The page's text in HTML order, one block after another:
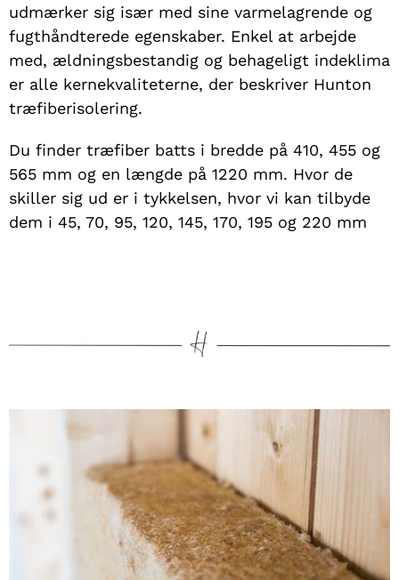
udmærker sig især med sine varmelagrende og
fugthåndterede egenskaber. Enkel at arbejde
med, ældningsbestandig og behageligt indeklima
er alle kernekvaliteterne, der beskriver Hunton
træfiberisolering.
Du finder træfiber batts i bredde på 410, 455 og
565 mm og en længde på 1220 mm. Hvor de
skiller sig ud er i tykkelsen, hvor vi kan tilbyde
dem i 45, 70, 95, 120, 145, 170, 195 og 220 mm